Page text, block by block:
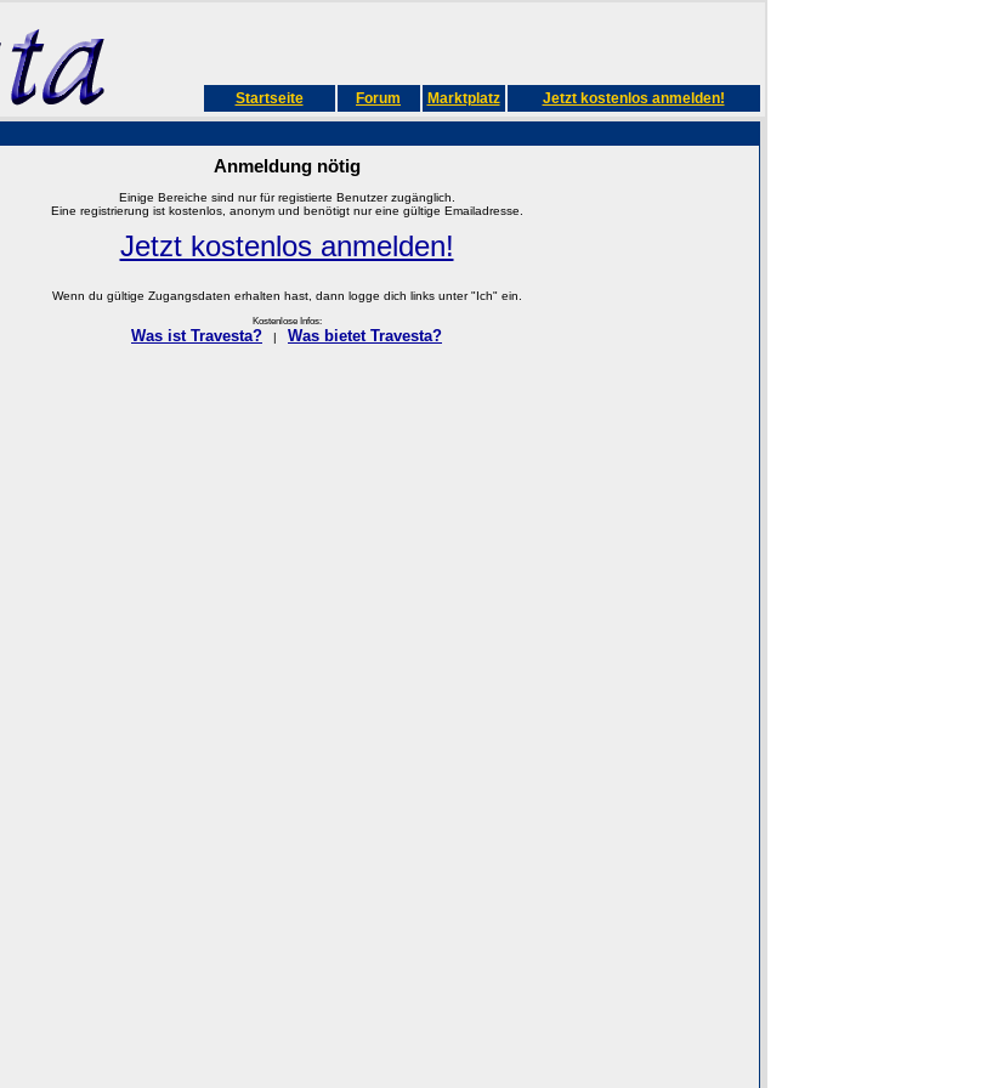
Startseite Forum Marktplatz Jetzt kostenlos anmelden!
Anmeldung nötig
Einige Bereiche sind nur für registierte Benutzer zugänglich.
Eine registrierung ist kostenlos, anonym und benötigt nur eine gültige Emailadresse.
Jetzt kostenlos anmelden!
Wenn du gültige Zugangsdaten erhalten hast, dann logge dich links unter "Ich" ein.
Kostenlose Infos:
Was ist Travesta? Was bietet Travesta?